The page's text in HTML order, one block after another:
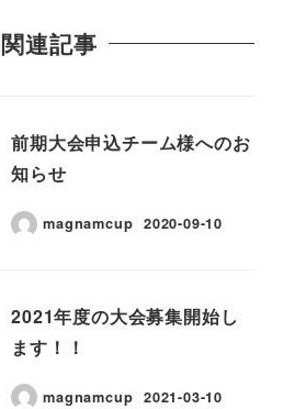
関連記事
前期大会申込チーム様へのお
知らせ
magnamcup 2020-09-10
2021年度の大会募集開始し
ます！！
magnamcup 2021-03-10